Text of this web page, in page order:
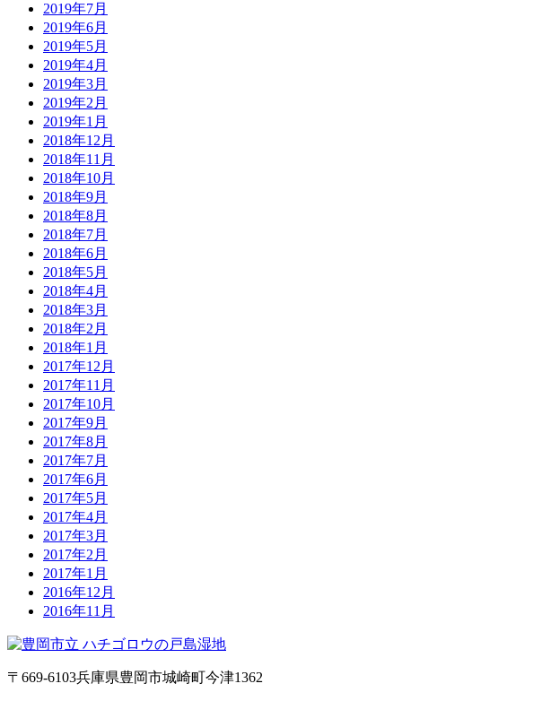
2019年7月
2019年6月
2019年5月
2019年4月
2019年3月
2019年2月
2019年1月
2018年12月
2018年11月
2018年10月
2018年9月
2018年8月
2018年7月
2018年6月
2018年5月
2018年4月
2018年3月
2018年2月
2018年1月
2017年12月
2017年11月
2017年10月
2017年9月
2017年8月
2017年7月
2017年6月
2017年5月
2017年4月
2017年3月
2017年2月
2017年1月
2016年12月
2016年11月
〒669-6103兵庫県豊岡市城崎町今津1362